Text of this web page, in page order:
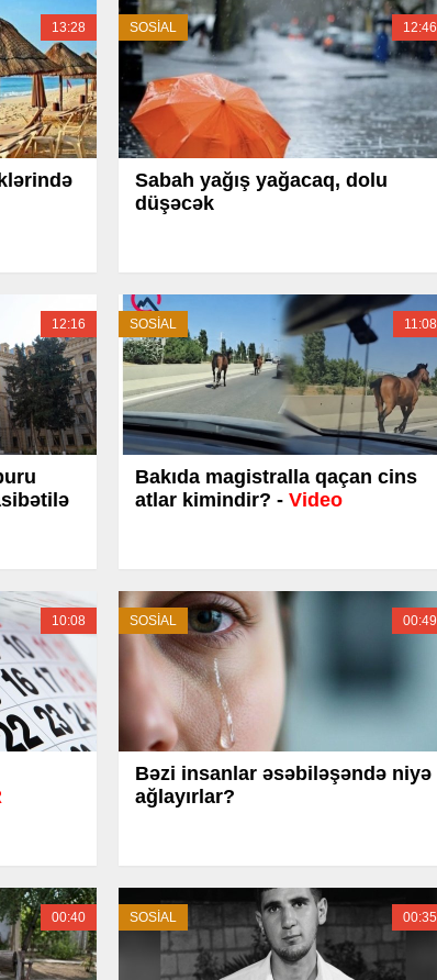
13:28 SOSİAL 12:46
Sabah yağış yağacaq, dolu
düşəcək
12:16 SOSİAL 11:08
Bakıda magistralla qaçan cins
atlar kimindir? - Video
10:08 SOSİAL 00:49
Bəzi insanlar əsəbiləşəndə niyə
ağlayırlar?
00:40 SOSİAL 00:35